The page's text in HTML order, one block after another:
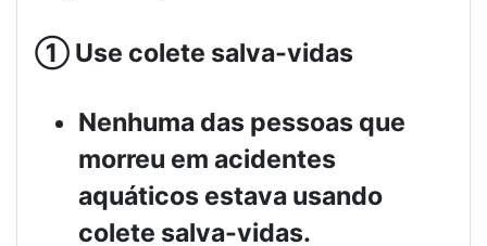
① Use colete salva-vidas
Nenhuma das pessoas que
morreu em acidentes
aquáticos estava usando
colete salva-vidas.